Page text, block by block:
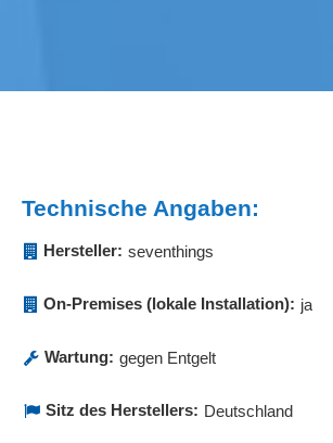
Technische Angaben:
Hersteller: seventhings
On-Premises (lokale Installation): ja
Wartung: gegen Entgelt
Sitz des Herstellers: Deutschland